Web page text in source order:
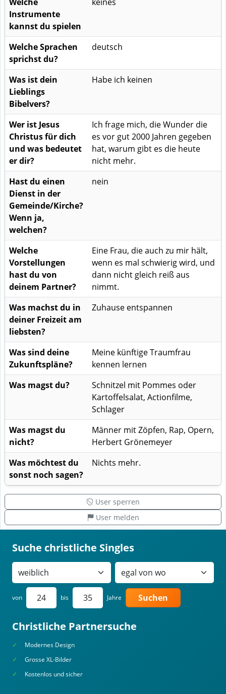
Instrumente
kannst du spielen
Welche Sprachen
sprichst du?
deutsch
Was ist dein
Lieblings
Bibelvers?
Habe ich keinen
Wer ist Jesus
Christus für dich
und was bedeutet
er dir?
Ich frage mich, die Wunder die
es vor gut 2000 Jahren gegeben
hat, warum gibt es die heute
nicht mehr.
Hast du einen
Dienst in der
Gemeinde/Kirche?
Wenn ja,
welchen?
nein
Welche
Vorstellungen
hast du von
deinem Partner?
Eine Frau, die auch zu mir hält,
wenn es mal schwierig wird, und
dann nicht gleich reiß aus
nimmt.
Was machst du in
deiner Freizeit am
liebsten?
Zuhause entspannen
Was sind deine
Zukunftspläne?
Meine künftige Traumfrau
kennen lernen
Was magst du?
Schnitzel mit Pommes oder
Kartoffelsalat, Actionfilme,
Schlager
Was magst du
nicht?
Männer mit Zöpfen, Rap, Opern,
Herbert Grönemeyer
Was möchtest du
sonst noch sagen?
Nichts mehr.
User sperren
User melden
Suche christliche Singles
von bis Jahre Suchen
Christliche Partnersuche
Modernes Design
Grosse XL-Bilder
Kostenlos und sicher